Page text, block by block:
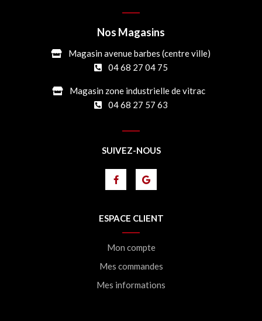
Nos Magasins
Magasin avenue barbes (centre ville)
04 68 27 04 75
Magasin zone industrielle de vitrac
04 68 27 57 63
SUIVEZ-NOUS
ESPACE CLIENT
Mon compte
Mes commandes
Mes informations